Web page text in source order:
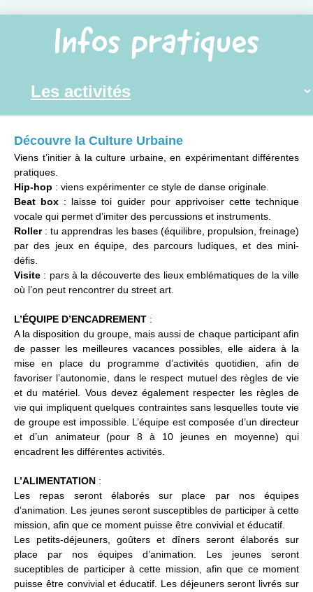
Infos pratiques
Découvre la Culture Urbaine
Viens t’initier à la culture urbaine, en expérimentant différentes
pratiques.
Hip-hop : viens expérimenter ce style de danse originale.
Beat box : laisse toi guider pour apprivoiser cette technique
vocale qui permet d’imiter des percussions et instruments.
Roller: tu apprendras les bases (équilibre, propulsion, freinage)
par des jeux en équipe, des parcours ludiques, et des mini-
défis.
Visite : pars à la découverte des lieux emblématiques de la ville
où l’on peut rencontrer du street art.
L’ÉQUIPE D’ENCADREMENT :
A la disposition du groupe, mais aussi de chaque participant afin
de passer les meilleures vacances possibles, elle aidera à la
mise en place du programme d’activités quotidien, afin de
favoriser l’autonomie, dans le respect mutuel des règles de vie
et du matériel. Vous devez également respecter les règles de
vie qui impliquent quelques contraintes sans lesquelles toute vie
de groupe est impossible. L’équipe est composée d’un directeur
et d’un animateur (pour 8 à 10 jeunes en moyenne) qui
encadrent les différentes activités.
L’ALIMENTATION :
Les repas seront élaborés sur place par nos équipes
d’animation. Les jeunes seront susceptibles de participer à cette
mission, afin que ce moment puisse être convivial et éducatif.
Les petits-déjeuners, goûters et dîners seront élaborés sur
place par nos équipes d’animation. Les jeunes seront
suceptibles de participer à cette mission, afin que ce moment
puisse être convivial et éducatif. Les déjeuners seront livrés sur